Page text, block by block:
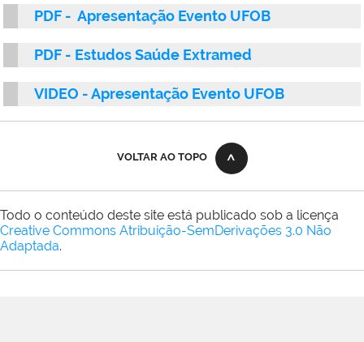
PDF - Apresentação Evento UFOB
PDF - Estudos Saúde Extramed
VIDEO - Apresentação Evento UFOB
VOLTAR AO TOPO
Todo o conteúdo deste site está publicado sob a licença
Creative Commons Atribuição-SemDerivações 3.0 Não
Adaptada.